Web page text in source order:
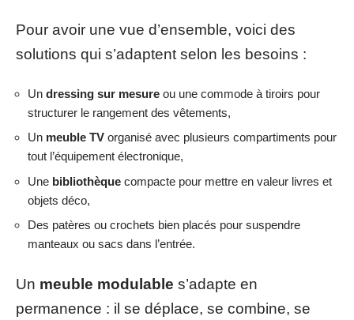
Pour avoir une vue d’ensemble, voici des
solutions qui s’adaptent selon les besoins :
Un dressing sur mesure ou une commode à tiroirs pour
structurer le rangement des vêtements,
Un meuble TV organisé avec plusieurs compartiments pour
tout l’équipement électronique,
Une bibliothèque compacte pour mettre en valeur livres et
objets déco,
Des patères ou crochets bien placés pour suspendre
manteaux ou sacs dans l’entrée.
Un meuble modulable s’adapte en
permanence : il se déplace, se combine, se